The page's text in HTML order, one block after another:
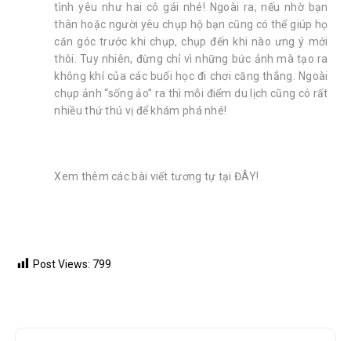
tình yêu như hai cô gái nhé! Ngoài ra, nếu nhờ bạn
thân hoặc người yêu chụp hộ bạn cũng có thể giúp họ
căn góc trước khi chụp, chụp đến khi nào ưng ý mới
thôi. Tuy nhiên, đừng chỉ vì những bức ảnh mà tạo ra
không khí của các buổi học đi chơi căng thẳng. Ngoài
chụp ảnh “sống ảo” ra thì mỗi điểm du lịch cũng có rất
nhiều thứ thú vị để khám phá nhé!
Xem thêm các bài viết tương tự tại ĐÂY!
Post Views: 799